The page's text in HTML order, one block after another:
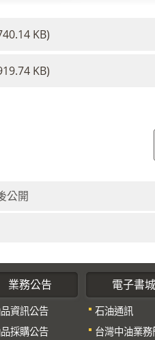
KB)
KB)
公開
業務公告
資訊公告
採購公告
電子書城
石油通訊
台灣中油業務